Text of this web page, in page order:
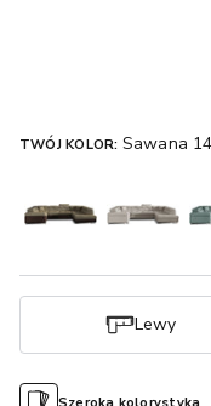
TWÓJ KOLOR: Sawana
Szeroka kolorystyka
Lewy